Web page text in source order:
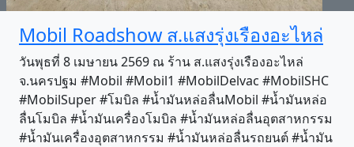
Mobil Roadshow ส.แสงรุ่งเรืองอะไหล่
วันพุธที่ 8 เมษายน 2569 ณ ร้าน ส.แสงรุ่งเรืองอะไหล่
จ.นครปฐม #Mobil #Mobil1 #MobilDelvac #MobilSHC
#MobilSuper #โมบิล #น้ำมันหล่อลื่นMobil #น้ำมันหล่อ
ลื่นโมบิล #น้ำมันเครื่องโมบิล #น้ำมันหล่อลื่นอุตสาหกรรม
#น้ำมันเครื่องอุตสาหกรรม #น้ำมันหล่อลื่นรถยนต์ #น้ำมัน